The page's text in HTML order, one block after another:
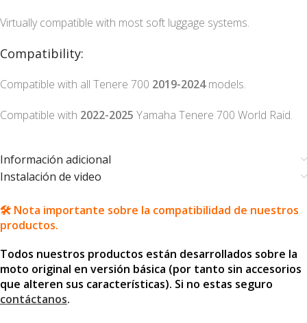
Virtually compatible with most soft luggage systems.
Compatibility:
Compatible with all Tenere 700 2019-2024models.
Compatible with 2022-2025 Yamaha Tenere 700 World Raid.
Información adicional
Instalación de video
🛠️ Nota importante sobre la compatibilidad de nuestros
productos.
Todos nuestros productos están desarrollados sobre la
moto original en versión básica (por tanto sin accesorios
que alteren sus características). Si no estas seguro
contáctanos.